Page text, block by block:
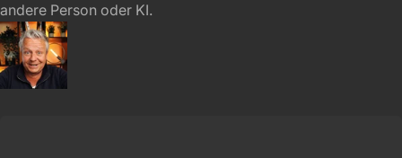
andere Person oder KI.